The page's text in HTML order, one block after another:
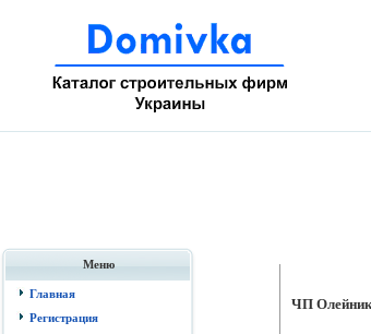
Меню
Главная
Регистрация
ЧП